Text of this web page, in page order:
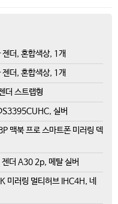
더, 혼합색상, 1개
더, 혼합색상, 1개
더 스트랩형
실버
맥북 프로 스마트폰 미러링 덱
더 A30 2p, 메탈 실버
미러링 멀티허브 IHC4H, 네